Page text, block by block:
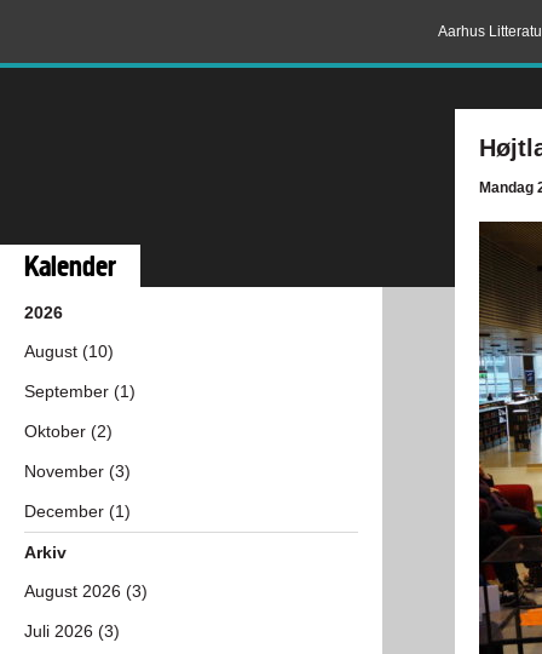
Aarhus
Mandag
Kalender
2026
August (10)
September (1)
Oktober (2)
November (3)
December (1)
Arkiv
August 2026 (3)
Juli 2026 (3)